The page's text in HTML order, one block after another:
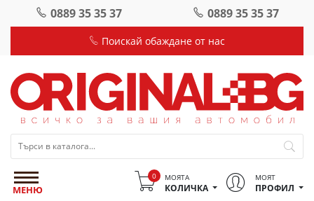
0889 35 35 37 0889 35 35 37
Поискай обаждане от нас
МЕНЮ
0 МОЯТА
КОЛИЧКА
МОЯТ
ПРОФИЛ